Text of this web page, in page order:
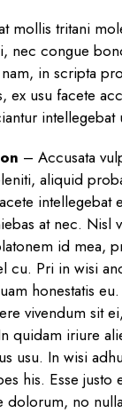
mollis tritani
nec congue
in scripta
ex usu facete
intellegebat
– Accusata
aliquid
intellegebat
at nec. Nisl
id mea,
cu. Pri in wisi
honestatis
vivendum sit
quidam iriure
usu. In wisi
his. Esse justo
dolorum, no